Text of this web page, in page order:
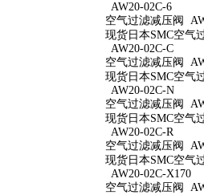
AW20-02C-6
空气过滤减压阀
现货日本SMC空气
AW20-02C-C
空气过滤减压阀
现货日本SMC空气
AW20-02C-N
空气过滤减压阀
现货日本SMC空气
AW20-02C-R
空气过滤减压阀
现货日本SMC空气
AW20-02C-X170
空气过滤减压阀